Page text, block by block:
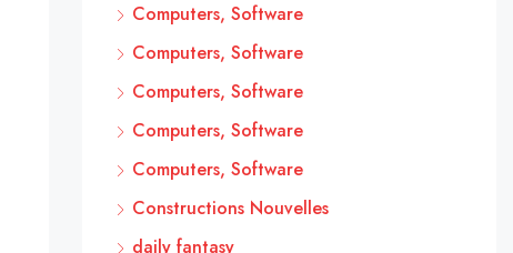
Computers, Software
Computers, Software
Computers, Software
Computers, Software
Computers, Software
Constructions Nouvelles
daily fantasy